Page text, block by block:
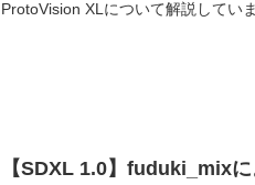
ProtoVision XLについて解説していま
【SDXL 1.0】fuduki_mix